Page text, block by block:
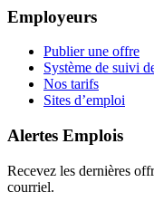
Employeurs
Publier une offre
Système de suivi
Nos tarifs
Sites d’emploi
Alertes Emplois
Recevez les dernières
courriel.